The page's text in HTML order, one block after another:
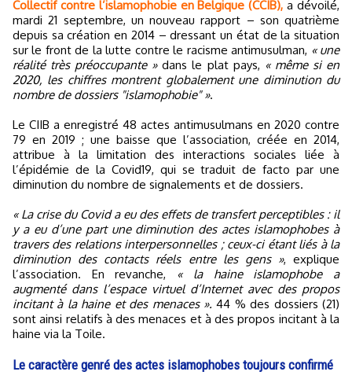
Collectif contre l’islamophobie en Belgique (CCIB), a dévoilé,
mardi 21 septembre, un nouveau rapport – son quatrième
depuis sa création en 2014 – dressant un état de la situation
sur le front de la lutte contre le racisme antimusulman, « une
réalité très préoccupante »dans le plat pays, « même si en
2020, les chiffres montrent globalement une diminution du
nombre de dossiers "islamophobie" ».
Le CIIB a enregistré 48 actes antimusulmans en 2020 contre
79 en 2019 ; une baisse que l’association, créée en 2014,
attribue à la limitation des interactions sociales liée à
l’épidémie de la Covid19, qui se traduit de facto par une
diminution du nombre de signalements et de dossiers.
« La crise du Covid a eu des effets de transfert perceptibles : il
y a eu d’une part une diminution des actes islamophobes à
travers des relations interpersonnelles ; ceux-ci étant liés à la
diminution des contacts réels entre les gens », explique
l’association. En revanche, « la haine islamophobe a
augmenté dans l’espace virtuel d’Internet avec des propos
incitant à la haine et des menaces ». 44 % des dossiers (21)
sont ainsi relatifs à des menaces et à des propos incitant à la
haine via la Toile.
Le caractère genré des actes islamophobes toujours confirmé